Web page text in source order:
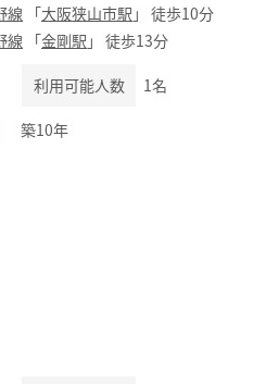
線 「大阪狭山市駅 」 徒歩10分
線 「金剛駅 」 徒歩13分
利用可能人数 1名
築10年